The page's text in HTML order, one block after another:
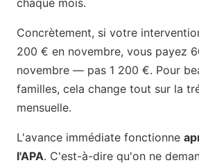
chaque mois.
Concrètement, si votre
200 € en novembre, vous payez
novembre — pas 1 200 €. Pour
familles, cela change tout sur la
mensuelle.
L'avance immédiate fonctionne
l'APA. C'est-à-dire qu'on ne